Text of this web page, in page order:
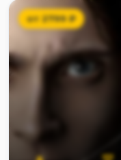
от2799₽